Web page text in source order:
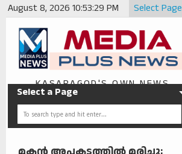
August 8, 2026 10:53:29 PM Select Page
KASARAGOD'S OWN NEWS
Select a Page